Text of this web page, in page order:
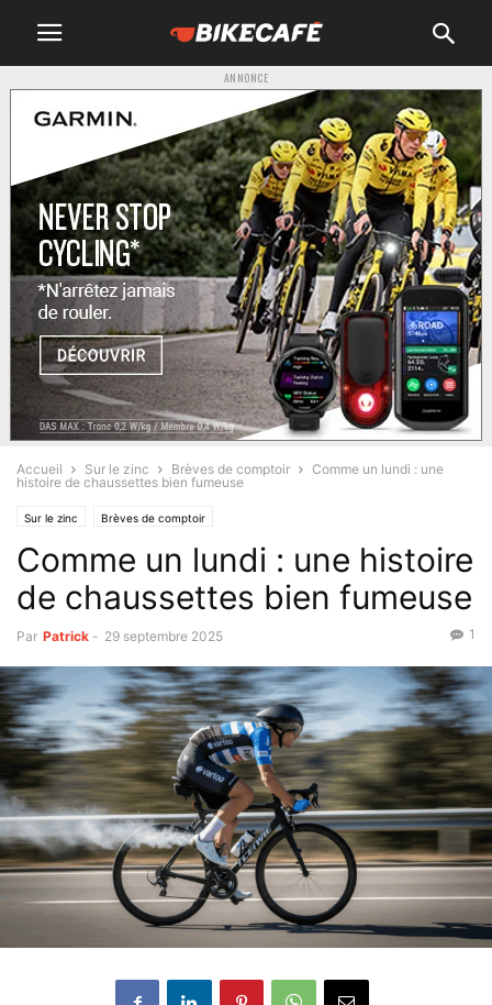
ANNONCE
Accueil Sur le zinc Brèves de comptoir
Comme un lundi : une
histoire de chaussettes bien fumeuse
Sur le zinc Brèves de comptoir
Comme un lundi : une histoire
de chaussettes bien fumeuse
Par Patrick - 29 septembre 2025 1